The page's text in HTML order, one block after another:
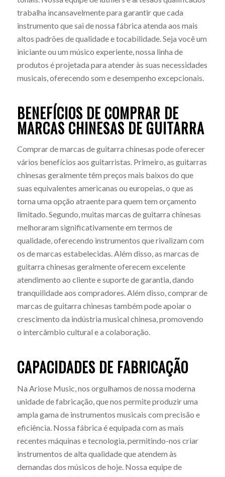
trabalha incansavelmente para garantir que cada
instrumento que sai de nossa fábrica atenda aos mais
altos padrões de qualidade e tocabilidade. Seja você um
iniciante ou um músico experiente, nossa linha de
produtos é projetada para atender às suas necessidades
musicais, oferecendo som e desempenho excepcionais.
BENEFÍCIOS DE COMPRAR DE
MARCAS CHINESAS DE GUITARRA
Comprar de marcas de guitarra chinesas pode oferecer
vários benefícios aos guitarristas. Primeiro, as guitarras
chinesas geralmente têm preços mais baixos do que
suas equivalentes americanas ou europeias, o que as
torna uma opção atraente para quem tem orçamento
limitado. Segundo, muitas marcas de guitarra chinesas
melhoraram significativamente em termos de
qualidade, oferecendo instrumentos que rivalizam com
os de marcas estabelecidas. Além disso, as marcas de
guitarra chinesas geralmente oferecem excelente
atendimento ao cliente e suporte de garantia, dando
tranquilidade aos compradores. Além disso, comprar de
marcas de guitarra chinesas também pode apoiar o
crescimento da indústria musical chinesa, promovendo
o intercâmbio cultural e a colaboração.
CAPACIDADES DE FABRICAÇÃO
Na Ariose Music, nos orgulhamos de nossa moderna
unidade de fabricação, que nos permite produzir uma
ampla gama de instrumentos musicais com precisão e
eficiência. Nossa fábrica é equipada com as mais
recentes máquinas e tecnologia, permitindo-nos criar
instrumentos de alta qualidade que atendem às
demandas dos músicos de hoje. Nossa equipe de